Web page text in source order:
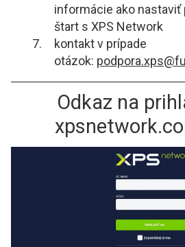
informácie ako nastaviť
štart s XPS Network
kontakt v prípade
otázok:
Odkaz na